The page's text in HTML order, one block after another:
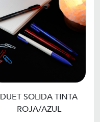
DUET SOLIDA TINTA
ROJA/AZUL